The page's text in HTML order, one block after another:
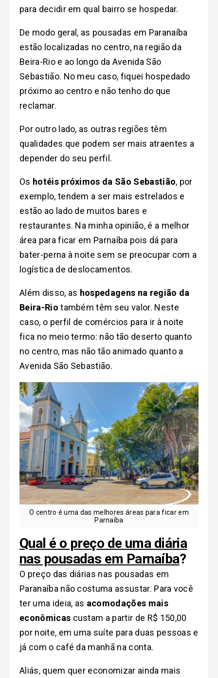
para decidir em qual bairro se hospedar.
De modo geral, as pousadas em Paranaíba
estão localizadas no centro, na região da
Beira-Rio e ao longo da Avenida São
Sebastião. No meu caso, fiquei hospedado
próximo ao centro e não tenho do que
reclamar.
Por outro lado, as outras regiões têm
qualidades que podem ser mais atraentes a
depender do seu perfil.
Os hotéis próximos da São Sebastião, por
exemplo, tendem a ser mais estrelados e
estão ao lado de muitos bares e
restaurantes. Na minha opinião, é a melhor
área para ficar em Parnaíba pois dá para
bater-perna à noite sem se preocupar com a
logística de deslocamentos.
Além disso, as hospedagens na região da
Beira-Rio também têm seu valor. Neste
caso, o perfil de comércios para ir à noite
fica no meio termo: não tão deserto quanto
no centro, mas não tão animado quanto a
Avenida São Sebastião.
O centro é uma das melhores áreas para ficar em
Parnaíba
Qual é o preço de uma diária
nas pousadas em Parnaíba?
O preço das diárias nas pousadas em
Paranaíba não costuma assustar. Para você
ter uma ideia, as acomodações mais
econômicas custam a partir de R$ 150,00
por noite, em uma suíte para duas pessoas e
já com o café da manhã na conta.
Aliás, quem quer economizar ainda mais